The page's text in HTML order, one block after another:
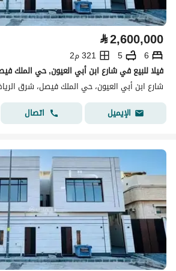
⃁2,600,000
6
5
321 م2
فيلا للبيع في شارع ابن أبي العيون, حي الملك
شارع ابن أبي العيون، حي الملك فيصل، شرق
الإيميل
اتصال